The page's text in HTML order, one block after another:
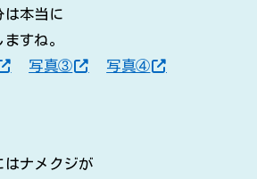
は本当に
すね。
写真③ 写真④
はナメクジが